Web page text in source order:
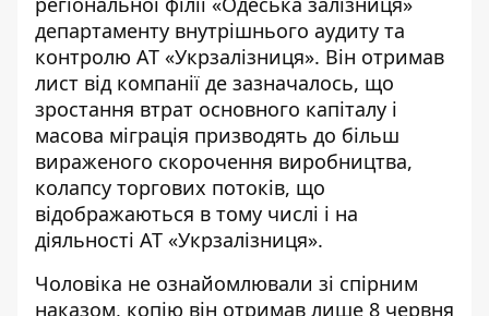
департаменту внутрішнього аудиту та
контролю АТ «Укрзалізниця». Він отримав
лист від компанії де зазначалось, що
зростання втрат основного капіталу i
масова міграція призводять до більш
вираженого скорочення виробництва,
колапсу торгових потоків, що
відображаються в тому числі i на
діяльності АТ «Укрзалізниця».
Чоловіка не ознайомлювали зі спірним
наказом, копію він отримав лише 8 червня